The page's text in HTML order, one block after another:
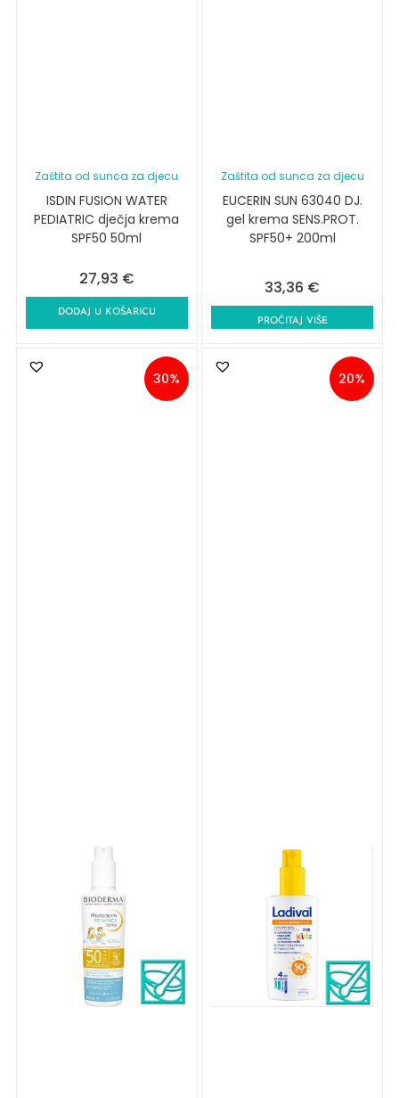
Zaštita od sunca za djecu
ISDIN FUSION WATER
PEDIATRIC dječja krema
SPF50 50ml
27,93 €
DODAJ U KOŠARICU
Zaštita od sunca za djecu
EUCERIN SUN 63040 DJ.
gel krema SENS.PROT.
SPF50+ 200ml
33,36 €
PROČITAJ VIŠE
30% 20%